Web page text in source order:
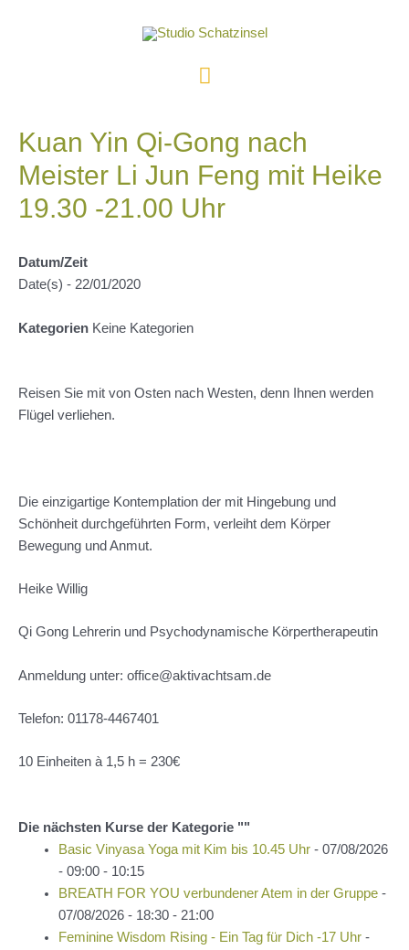
Hauptmenü
Kuan Yin Qi-Gong nach
Meister Li Jun Feng mit Heike
19.30 -21.00 Uhr
Datum/Zeit
Date(s) - 22/01/2020
Kategorien Keine Kategorien
Reisen Sie mit von Osten nach Westen, denn Ihnen werden
Flügel verliehen.
Die einzigartige Kontemplation der mit Hingebung und
Schönheit durchgeführten Form, verleiht dem Körper
Bewegung und Anmut.
Heike Willig
Qi Gong Lehrerin und Psychodynamische Körpertherapeutin
Anmeldung unter: office@aktivachtsam.de
Telefon: 01178-4467401
10 Einheiten à 1,5 h = 230€
Die nächsten Kurse der Kategorie ""
Basic Vinyasa Yoga mit Kim bis 10.45 Uhr- 07/08/2026
- 09:00 - 10:15
BREATH FOR YOU verbundener Atem in der Gruppe-
07/08/2026 - 18:30 - 21:00
Feminine Wisdom Rising - Ein Tag für Dich -17 Uhr-